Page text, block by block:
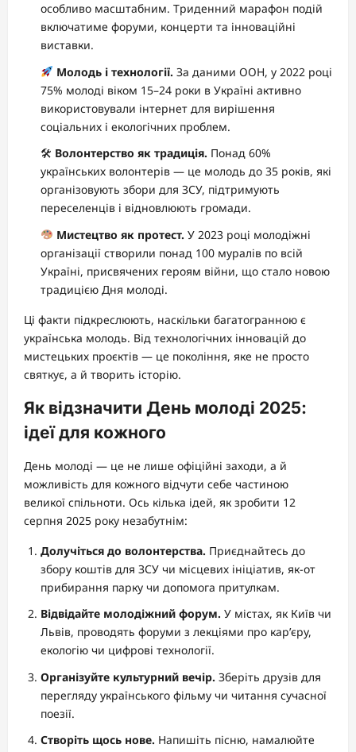
особливо масштабним. Триденний марафон подій
включатиме форуми, концерти та інноваційні
виставки.
Молодь і технології. За даними ООН, у 2022 році
75% молоді віком 15–24 роки в Україні активно
використовували інтернет для вирішення
соціальних і екологічних проблем.
🛠 Волонтерство як традиція. Понад 60%
українських волонтерів — це молодь до 35 років, які
організовують збори для ЗСУ, підтримують
переселенців і відновлюють громади.
Мистецтво як протест. У 2023 році молодіжні
організації створили понад 100 муралів по всій
Україні, присвячених героям війни, що стало новою
традицією Дня молоді.
Ці факти підкреслюють, наскільки багатогранною є
українська молодь. Від технологічних інновацій до
мистецьких проєктів — це покоління, яке не просто
святкує, а й творить історію.
Як відзначити День молоді 2025:
ідеї для кожного
День молоді — це не лише офіційні заходи, а й
можливість для кожного відчути себе частиною
великої спільноти. Ось кілька ідей, як зробити 12
серпня 2025 року незабутнім:
Долучіться до волонтерства. Приєднайтесь до
збору коштів для ЗСУ чи місцевих ініціатив, як-от
прибирання парку чи допомога притулкам.
Відвідайте молодіжний форум. У містах, як Київ чи
Львів, проводять форуми з лекціями про кар’єру,
екологію чи цифрові технології.
Організуйте культурний вечір. Зберіть друзів для
перегляду українського фільму чи читання сучасної
поезії.
Створіть щось нове. Напишіть пісню, намалюйте